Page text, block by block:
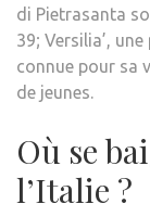
di Pietrasanta
39; Versilia’,
connue pour sa
de jeunes.
Où se
l’Italie ?